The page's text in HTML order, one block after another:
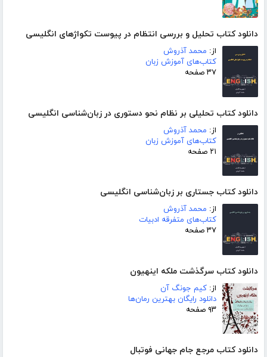
دانلود کتاب تحلیل و بررسی انتظام در پیوست تکواژهای انگلیسی
از: محمد آذروش
کتاب‌های آموزش زبان
۳۷ صفحه
دانلود کتاب تحلیلی بر نظام نحو دستوری در زبان‌شناسی انگلیسی
از: محمد آذروش
کتاب‌های آموزش زبان
۲۱ صفحه
دانلود کتاب جستاری بر زبان‌شناسی انگلیسی
از: محمد آذروش
کتاب‌های متفرقه ادبیات
۳۷ صفحه
دانلود کتاب سرگذشت ملکه اینهیون
از: کیم جونگ آن
دانلود رایگان بهترین رمان‌ها
۹۳ صفحه
دانلود کتاب مرجع جام جهانی فوتبال